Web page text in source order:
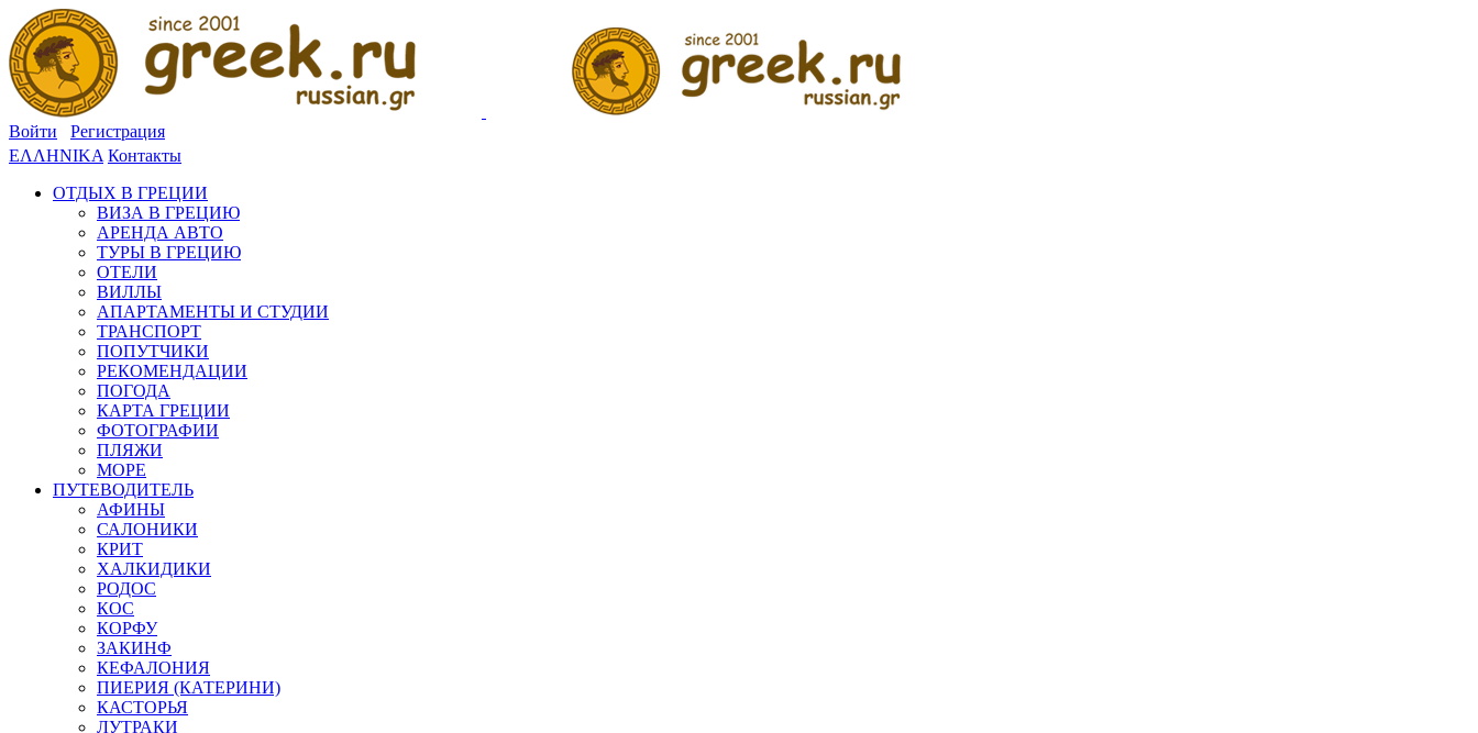
Войти
Регистрация
ΕΛΛΗΝΙΚΑ Контакты
ОТДЫХ В ГРЕЦИИ
ВИЗА В ГРЕЦИЮ
АРЕНДА АВТО
ТУРЫ В ГРЕЦИЮ
ОТЕЛИ
ВИЛЛЫ
АПАРТАМЕНТЫ И СТУДИИ
ТРАНСПОРТ
ПОПУТЧИКИ
РЕКОМЕНДАЦИИ
ПОГОДА
КАРТА ГРЕЦИИ
ФОТОГРАФИИ
ПЛЯЖИ
МОРЕ
ПУТЕВОДИТЕЛЬ
АФИНЫ
САЛОНИКИ
КРИТ
ХАЛКИДИКИ
РОДОС
КОС
КОРФУ
ЗАКИНФ
КЕФАЛОНИЯ
ПИЕРИЯ (КАТЕРИНИ)
КАСТОРЬЯ
ЛУТРАКИ